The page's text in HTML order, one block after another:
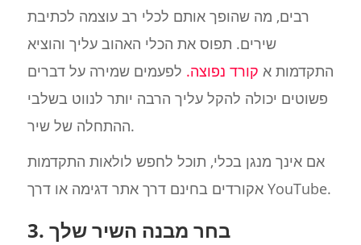
רבים, מה שהופך אותם לכלי רב עוצמה לכתיבת
שירים. תפוס את הכלי האהוב עליך והוציא
התקדמות א קורד נפוצה. לפעמים שמירה על דברים
פשוטים יכולה להקל עליך הרבה יותר לנווט בשלבי
ההתחלה של שיר.
אם אינך מנגן בכלי, תוכל לחפש לולאות התקדמות
אקורדים בחינם דרך אתר דגימה או דרך YouTube.
3. בחר מבנה השיר שלך